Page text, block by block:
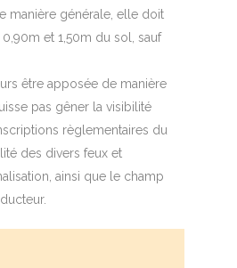
manière générale, elle doit
et 1,50m du sol, sauf
être apposée de manière
pas gêner la visibilité
règlementaires du
des divers feux et
ainsi que le champ